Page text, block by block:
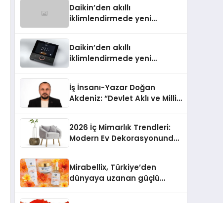
Daikin’den akıllı
iklimlendirmede yeni
Daikin’den akıllı
iklimlendirmede yeni
İş İnsanı-Yazar Doğan
Akdeniz: “Devlet Aklı ve Milli
2026 İç Mimarlık Trendleri:
Modern Ev Dekorasyonunda
Mirabellix, Türkiye’den
dünyaya uzanan güçlü